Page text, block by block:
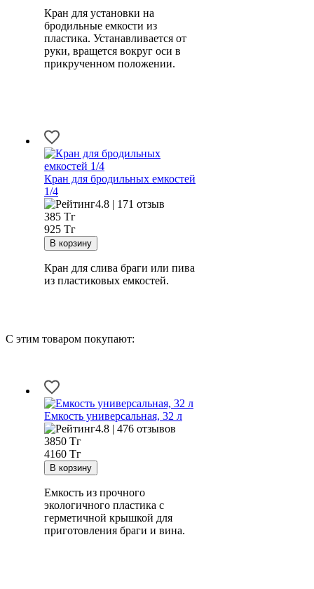
Кран для установки на
бродильные емкости из
пластика. Устанавливается от
руки, вращется вокруг оси в
прикрученном положении.
Кран для бродильных емкостей
1/4
4.8 | 171 отзыв
385 Тг
925 Тг
Кран для слива браги или пива
из пластиковых емкостей.
С этим товаром покупают:
Емкость универсальная, 32 л
4.8 | 476 отзывов
3850 Тг
4160 Тг
Емкость из прочного
экологичного пластика с
герметичной крышкой для
приготовления браги и вина.